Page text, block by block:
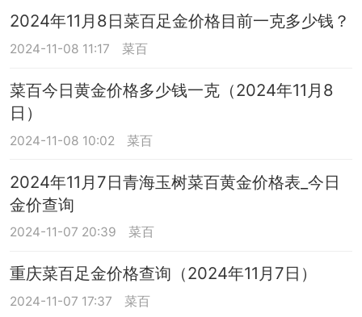
2024年11月8日菜百足金价格目前一克多少钱？
2024-11-08 11:17 菜百
菜百今日黄金价格多少钱一克（2024年11月8
日）
2024-11-08 10:02 菜百
2024年11月7日青海玉树菜百黄金价格表_今日
金价查询
2024-11-07 20:39 菜百
重庆菜百足金价格查询（2024年11月7日）
2024-11-07 17:37 菜百